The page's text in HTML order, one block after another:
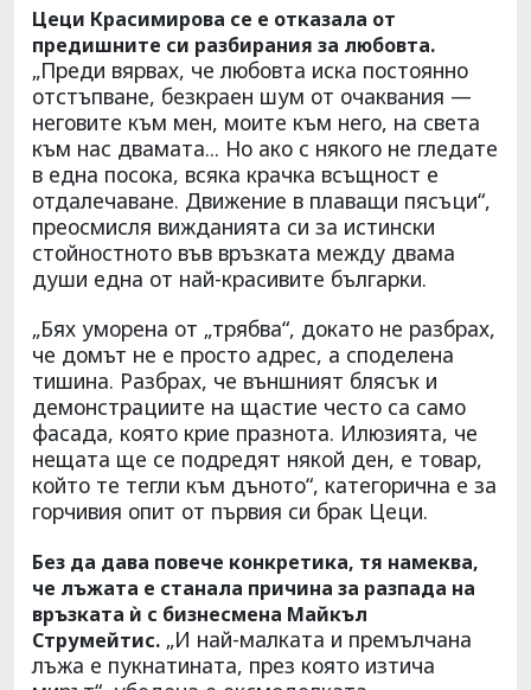
Цеци Красимирова се е отказала от
предишните си разбирания за любовта.
„Преди вярвах, че любовта иска постоянно
отстъпване, безкраен шум от очаквания —
неговите към мен, моите към него, на света
към нас двамата... Но ако с някого не гледате
в една посока, всяка крачка всъщност е
отдалечаване. Движение в плаващи пясъци“,
преосмисля вижданията си за истински
стойностното във връзката между двама
души една от най-красивите българки.
„Бях уморена от „трябва“, докато не разбрах,
че домът не е просто адрес, а споделена
тишина. Разбрах, че външният блясък и
демонстрациите на щастие често са само
фасада, която крие празнота. Илюзията, че
нещата ще се подредят някой ден, е товар,
който те тегли към дъното“, категорична е за
горчивия опит от първия си брак Цеци.
Без да дава повече конкретика, тя намеква,
че лъжата е станала причина за разпада на
връзката ѝ с бизнесмена Майкъл
Струмейтис. „И най-малката и премълчана
лъжа е пукнатината, през която изтича